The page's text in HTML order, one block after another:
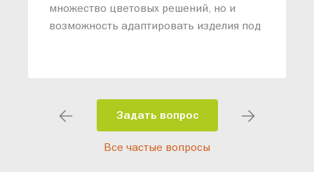
множество цветовых решений, но и
возможность адаптировать изделия под
помещения и личные пожелания.
Благодаря современному
высокотехнологичному оборудованию
Задать вопрос
Все частые вопросы